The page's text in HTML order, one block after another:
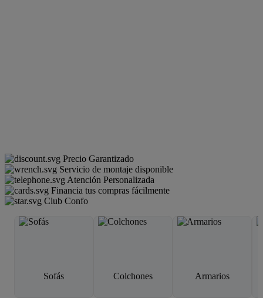
Precio Garantizado
Servicio de montaje disponible
Atención Personalizada
Financia tus compras fácilmente
Club Confo
Sofás Colchones Armarios